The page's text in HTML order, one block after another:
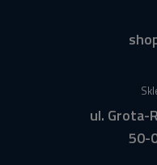
ul. Grota-
50-